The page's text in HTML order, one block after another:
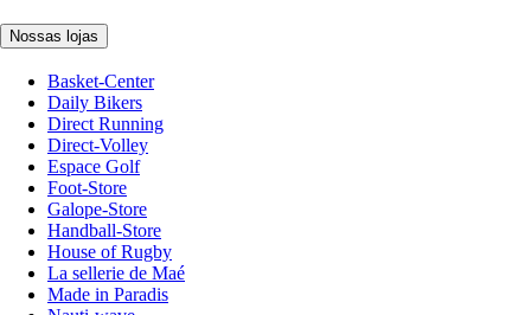
Nossas lojas
Basket-Center
Daily Bikers
Direct Running
Direct-Volley
Espace Golf
Foot-Store
Galope-Store
Handball-Store
House of Rugby
La sellerie de Maé
Made in Paradis